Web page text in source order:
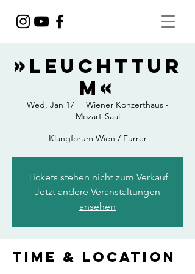
»Leuchttur
m«
Wed, Jan 17
  |
Wiener Konzerthaus -
Mozart-Saal
Klangforum Wien / Furrer
Tickets stehen nicht zum Verkauf
Jetzt andere Veranstaltungen
ansehen
Time & Location